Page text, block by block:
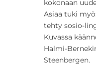
kokonaan
Asiaa tuki
tehty sosio-
Kuvassa
Halmi-
Steenbergen.